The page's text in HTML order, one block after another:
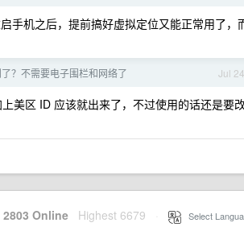
手机之后，提前搞好虚拟定位又能正常用了，
Jul 24
？不需要电子围栏和网络了
美区 ID 应该就出来了，不过使用的话还是要
2803 Online Highest 6679 Select